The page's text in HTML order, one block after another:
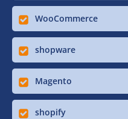
WooCommerce
shopware
Magento
shopify